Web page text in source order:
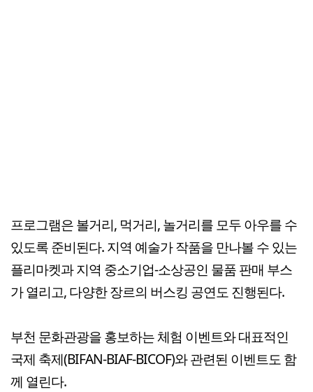
프로그램은 볼거리, 먹거리, 놀거리를 모두 아우를 수
있도록 준비된다. 지역 예술가 작품을 만나볼 수 있는
플리마켓과 지역 중소기업-소상공인 물품 판매 부스
가 열리고, 다양한 장르의 버스킹 공연도 진행된다.
부천 문화관광을 홍보하는 체험 이벤트와 대표적인
국제 축제(BIFAN-BIAF-BICOF)와 관련된 이벤트도 함
께 열린다.